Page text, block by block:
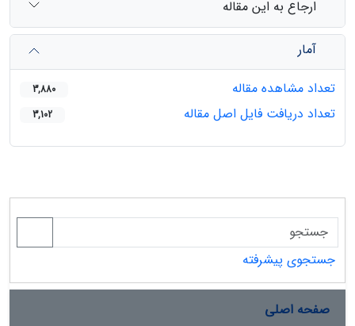
ارجاع به این مقاله
آمار
تعداد مشاهده مقاله
3,880
تعداد دریافت فایل اصل مقاله 3,102
جستجوی پیشرفته
صفحه اصلی